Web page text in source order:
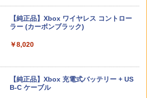
【マラソン期間ポイント2倍＆クーポン
ntendo Switch 2 Switch2 ケース 有機E
ー 入れ物 コンパクト 収納
￥2,980
PRO FREAK V2 KURENAI ( フリーク +
節 profreek バージョン2 nintendo swit
ch プロコン対応【定形外郵便のみ送料
無料】Playstation 5特許取得済み 日本
製 しまリス堂
「鬼滅の刃」無限城編 第一章 猗窩座再
来 通常版 Blu-ray 佐賀
￥4,950
Thunderbolt Fantasy 東離劍遊紀4 4(完
全生産限定版)【Blu-ray】 [ 鳥海浩輔 ]
￥6,436
Nintendo Switch 2(日本語・国内専用)
J) PlayStation 5
【純正品】Xbox ワイヤレス コントロー
ラー (カーボンブラック)
￥8,020
【純正品】Xbox 充電式バッテリー + US
B-C ケーブル